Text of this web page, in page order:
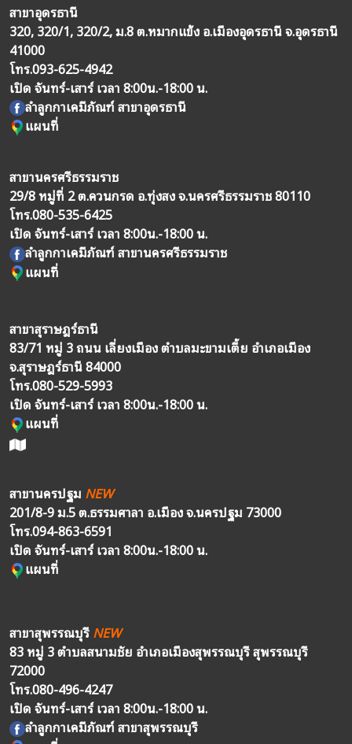
สาขาอุดรธานี
320, 320/1, 320/2, ม.8 ต.หมากแข้ง อ.เมืองอุดรธานี จ.อุดรธานี
41000
โทร.093-625-4942
เปิด จันทร์-เสาร์ เวลา 8:00น.-18:00 น.
ลำลูกกาเคมีภัณฑ์ สาขาอุดรธานี
แผนที่
สาขานครศรีธรรมราช
29/8 หมู่ที่ 2 ต.ควนกรด อ.ทุ่งสง จ.นครศรีธรรมราช 80110
โทร.080-535-6425
เปิด จันทร์-เสาร์ เวลา 8:00น.-18:00 น.
ลำลูกกาเคมีภัณฑ์ สาขานครศรีธรรมราช
แผนที่
สาขาสุราษฎร์ธานี
83/71 หมู่ 3 ถนน เลี่ยงเมือง ตำบลมะขามเตี้ย อำเภอเมือง
จ.สุราษฎร์ธานี 84000
โทร.080-529-5993
เปิด จันทร์-เสาร์ เวลา 8:00น.-18:00 น.
แผนที่
สาขานครปฐม NEW
201/8-9 ม.5 ต.ธรรมศาลา อ.เมือง จ.นครปฐม 73000
โทร.094-863-6591
เปิด จันทร์-เสาร์ เวลา 8:00น.-18:00 น.
แผนที่
สาขาสุพรรณบุรีNEW
83 หมู่ 3 ตำบลสนามชัย อำเภอเมืองสุพรรณบุรี สุพรรณบุรี
72000
โทร.080-496-4247
เปิด จันทร์-เสาร์ เวลา 8:00น.-18:00 น.
ลำลูกกาเคมีภัณฑ์ สาขาสุพรรณบุรี